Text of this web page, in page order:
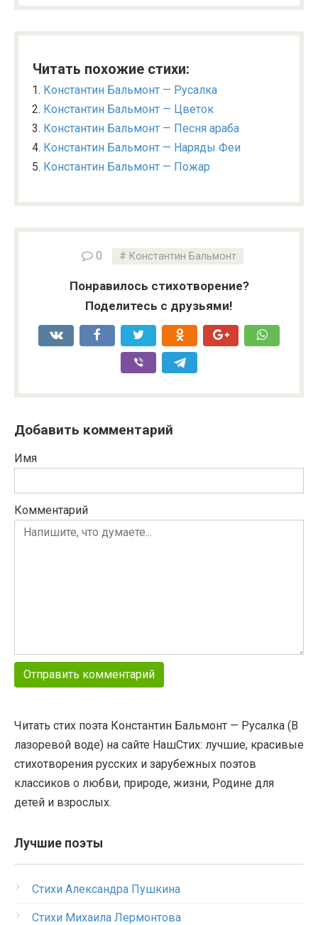
Читать похожие стихи:
Константин Бальмонт — Русалка
Константин Бальмонт — Цветок
Константин Бальмонт — Песня араба
Константин Бальмонт — Наряды Феи
Константин Бальмонт — Пожар
0 Константин Бальмонт
Понравилось стихотворение?
Поделитесь с друзьями!
Добавить комментарий
Имя
Комментарий
Читать стих поэта Константин Бальмонт — Русалка (В
лазоревой воде) на сайте НашСтих: лучшие, красивые
стихотворения русских и зарубежных поэтов
классиков о любви, природе, жизни, Родине для
детей и взрослых.
Лучшие поэты
Стихи Александра Пушкина
Стихи Михаила Лермонтова